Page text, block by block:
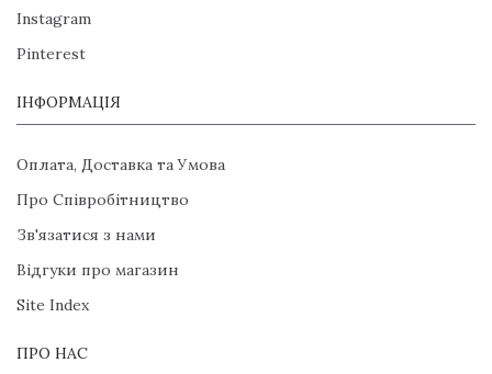
Instagram
Pinterest
ІНФОРМАЦІЯ
Оплата, Доставка та Умова
Про Співробітництво
Зв'язатися з нами
Відгуки про магазин
Site Index
ПРО НАС